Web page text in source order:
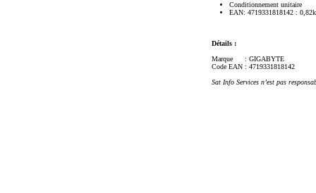
Conditionnement unitaire
EAN: 4719331818142 :
Détails :
Marque
: GIGABYTE
Code EAN : 4719331818142
Sat Info Services n’est pas